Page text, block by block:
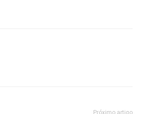
Próximo artigo